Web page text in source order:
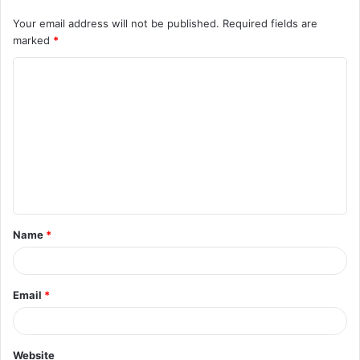
Your email address will not be published. Required fields are
marked *
t
*
Name *
Email *
Website